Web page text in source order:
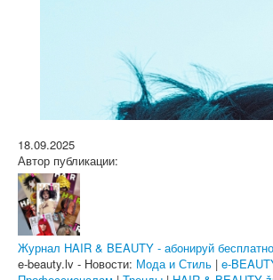
18.09.2025
Автор публикации:
Журнал HAIR & BEAUTY - абонируй
e-beauty.lv - Новости: Мода и Стиль | e-